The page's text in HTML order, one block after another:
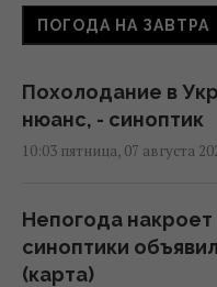
ПОГОДА НА ЗАВТРА
Похолодание в
нюанс, - синоптик
10:03 пятница, 07 августа
Непогода
синоптики
(карта)